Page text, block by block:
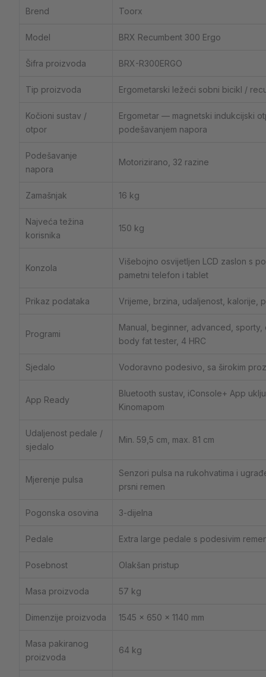
Brend Toorx
Model BRX Recumbent 300 Ergo
Šifra proizvoda BRX-R300ERGO
Tip proizvoda Ergometarski ležeći sobni bicikl /
Kočioni sustav /
otpor
Ergometar — magnetski indukcijski
podešavanjem napora
Podešavanje
napora
Motorizirano, 32 razine
Zamašnjak 16 kg
Najveća težina
korisnika
150 kg
Konzola
Višebojno osvijetljen LCD zaslon s
pametni telefon i tablet
Prikaz podataka Vrijeme, brzina, udaljenost, kalorije,
Programi
Manual, beginner, advanced,
body fat tester, 4 HRC
Sjedalo Vodoravno podesivo, sa širokim
App Ready
Bluetooth sustav, iConsole+ App
Kinomapom
Udaljenost pedale /
sjedalo
Min. 59,5 cm, max. 81 cm
Mjerenje pulsa
Senzori pulsa na rukohvatima i
prsni remen
Pogonska osovina 3-dijelna
Pedale Extra large pedale s podesivim
Posebnost Olakšan pristup
Masa proizvoda 57 kg
Dimenzije proizvoda 1545 × 650 × 1140 mm
Masa pakiranog
proizvoda
64 kg